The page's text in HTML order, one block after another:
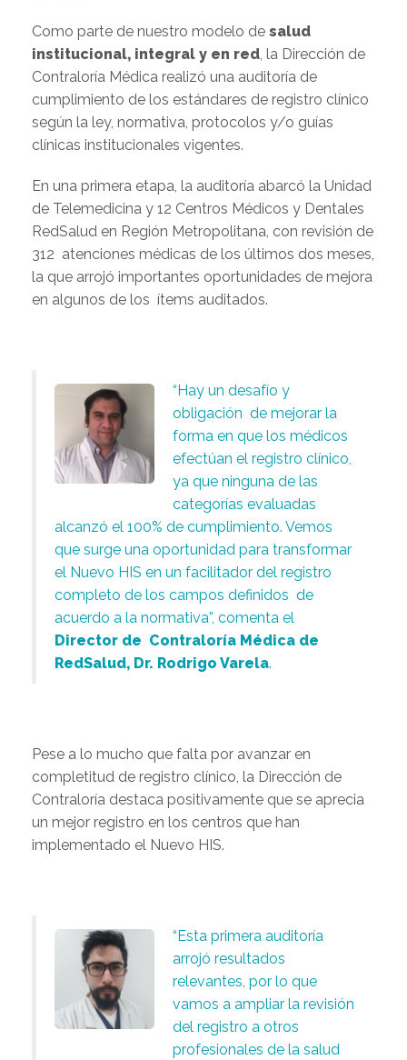
Como parte de nuestro modelo de salud
institucional, integral y en red, la Dirección de
Contraloría Médica realizó una auditoría de
cumplimiento de los estándares de registro clínico
según la ley, normativa, protocolos y/o guías
clínicas institucionales vigentes.
En una primera etapa, la auditoría abarcó la Unidad
de Telemedicina y 12 Centros Médicos y Dentales
RedSalud en Región Metropolitana, con revisión de
312 atenciones médicas de los últimos dos meses,
la que arrojó importantes oportunidades de mejora
en algunos de los ítems auditados.
“Hay un desafío y
obligación de mejorar la
forma en que los médicos
efectúan el registro clínico,
ya que ninguna de las
categorías evaluadas
alcanzó el 100% de cumplimiento. Vemos
que surge una oportunidad para transformar
el Nuevo HIS en un facilitador del registro
completo de los campos definidos de
acuerdo a la normativa”, comenta el
Director de Contraloría Médica de
RedSalud, Dr. Rodrigo Varela.
Pese a lo mucho que falta por avanzar en
completitud de registro clínico, la Dirección de
Contraloría destaca positivamente que se aprecia
un mejor registro en los centros que han
implementado el Nuevo HIS.
“Esta primera auditoría
arrojó resultados
relevantes, por lo que
vamos a ampliar la revisión
del registro a otros
profesionales de la salud